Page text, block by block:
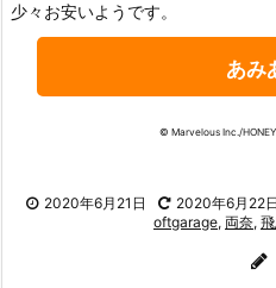
少々お安いようです。
あみ
© Marvelous Inc./HONEY
2020年6月21日 2020年6月22日
oftgarage, 両奈,